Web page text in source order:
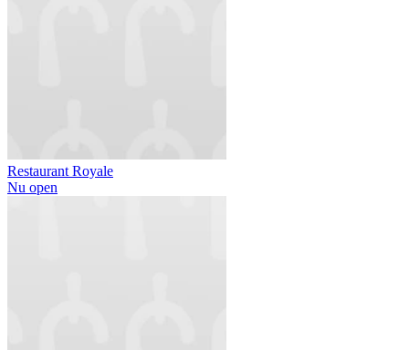
Restaurant Royale
Nu open